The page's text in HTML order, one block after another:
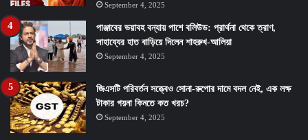
September 4, 2025
পাঞ্জাবের ভয়াবহ বন্যায় পাশে বলিউড: প্রার্থনা থেকে ত্রাণ,
সাহায্যের হাত বাড়িয়ে দিলেন শাহরুখ-আলিয়া
September 4, 2025
জিএসটি পরিবর্তন সত্ত্বেও সোনা-রুপোর দামে বদল নেই, এক লক্ষ
টাকার গয়না কিনতে কত খরচ?
September 4, 2025